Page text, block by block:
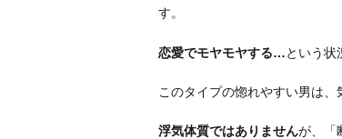
す。
恋愛でモヤモヤする…という状
このタイプの惚れやすい男は、
浮気体質ではありませんが、「